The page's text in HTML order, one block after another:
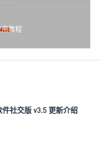
教程
件社交版 v3.5 更新介绍